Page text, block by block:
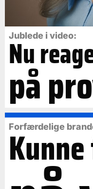
Jublede i video:
Nu
på
Forfærdelige